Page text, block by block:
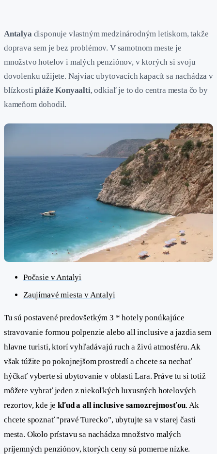
Antalyadisponuje vlastným medzinárodným letiskom, takže
doprava sem je bez problémov. V samotnom meste je
množstvo hotelov i malých penziónov, v ktorých si svoju
dovolenku užijete. Najviac ubytovacích kapacít sa nachádza v
blízkostipláže Konyaalti, odkiaľ je to do centra mesta čo by
kameňom dohodil.
Počasie v Antalyi
Zaujímavé miesta v Antalyi
Tu sú postavené predovšetkým 3 * hotely ponúkajúce
stravovanie formou polpenzie alebo all inclusive a jazdia sem
hlavne turisti, ktorí vyhľadávajú ruch a živú atmosféru. Ak
však túžite po pokojnejšom prostredí a chcete sa nechať
hýčkať vyberte si ubytovanie v oblasti Lara. Práve tu si totiž
môžete vybrať jeden z niekoľkých luxusných hotelových
rezortov, kde jekľud a all inclusive samozrejmosťou. Ak
chcete spoznať "pravé Turecko", ubytujte sa v starej časti
mesta. Okolo prístavu sa nachádza množstvo malých
príjemných penziónov, ktorých ceny sú pomerne nízke.